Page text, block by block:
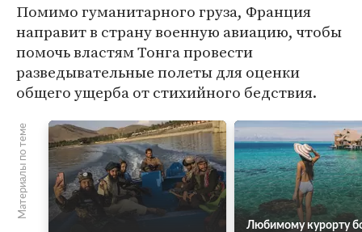
Помимо гуманитарного груза, Франция
направит в страну военную авиацию, чтобы
помочь властям Тонга провести
разведывательные полеты для оценки
общего ущерба от стихийного бедствия.
Материалы по теме
Любимому курорту